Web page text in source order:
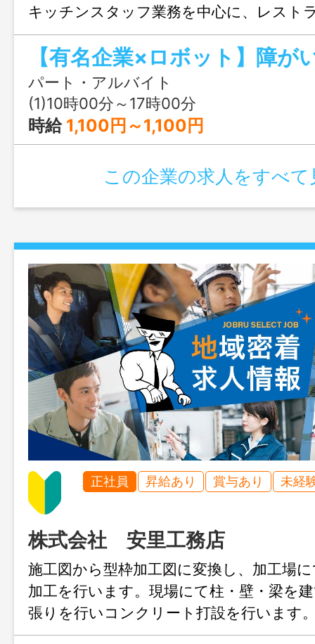
キッチンスタッフ業務を中心に、レスト
る業務からスタート♪ ◎障がい者雇用
ート◎開店準備（食材の仕込み・調理器
◎簡単な調理・盛り付け◎調理済み食品
材・備品の在庫管理◎食器・調理器具の
房・店内の清掃◎ロボットによる配膳・
システムやロボットを活用した実験カフ
その他、ホテル内レストラン・カフェ運
務 ※変更範囲：変更無
パート・アルバイト
(1)10時00分～17時00分
時給 1,100円～1,100円
この企業の求人をすべて
正社員 昇給あり 賞与あり 未経
株式会社 安里工務店
施工図から型枠加工図に変換し、加工場
加工を行います。現場にて柱・壁・梁を
張りを行いコンクリート打設を行います
平垂直の正確性が求められる技術職にな